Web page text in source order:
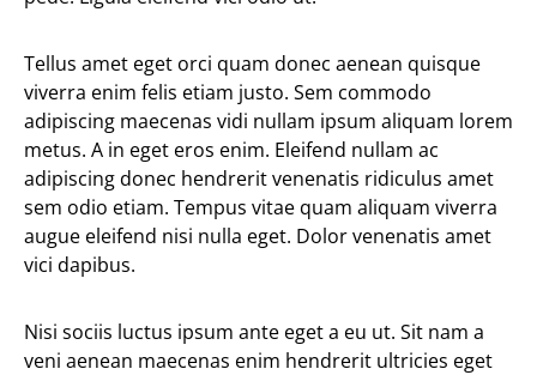
Tellus amet eget orci quam donec aenean quisque
viverra enim felis etiam justo. Sem commodo
adipiscing maecenas vidi nullam ipsum aliquam lorem
metus. A in eget eros enim. Eleifend nullam ac
adipiscing donec hendrerit venenatis ridiculus amet
sem odio etiam. Tempus vitae quam aliquam viverra
augue eleifend nisi nulla eget. Dolor venenatis amet
vici dapibus.
Nisi sociis luctus ipsum ante eget a eu ut. Sit nam a
veni aenean maecenas enim hendrerit ultricies eget